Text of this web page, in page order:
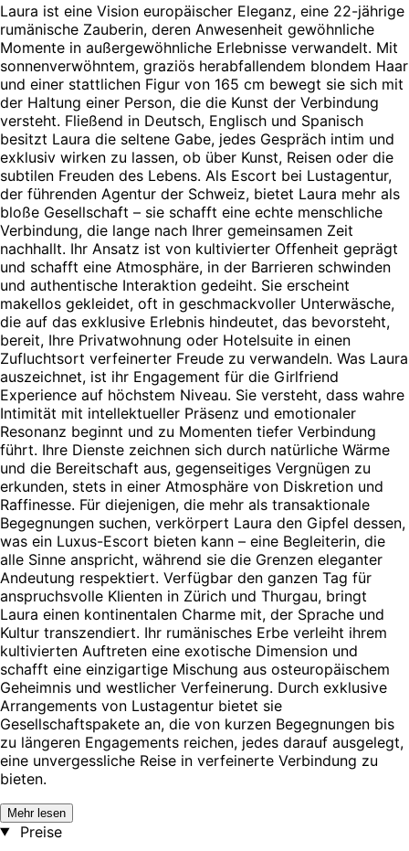
Laura ist eine Vision europäischer Eleganz, eine 22-jährige
rumänische Zauberin, deren Anwesenheit gewöhnliche
Momente in außergewöhnliche Erlebnisse verwandelt. Mit
sonnenverwöhntem, graziös herabfallendem blondem Haar
und einer stattlichen Figur von 165 cm bewegt sie sich mit
der Haltung einer Person, die die Kunst der Verbindung
versteht. Fließend in Deutsch, Englisch und Spanisch
besitzt Laura die seltene Gabe, jedes Gespräch intim und
exklusiv wirken zu lassen, ob über Kunst, Reisen oder die
subtilen Freuden des Lebens. Als Escort bei Lustagentur,
der führenden Agentur der Schweiz, bietet Laura mehr als
bloße Gesellschaft – sie schafft eine echte menschliche
Verbindung, die lange nach Ihrer gemeinsamen Zeit
nachhallt. Ihr Ansatz ist von kultivierter Offenheit geprägt
und schafft eine Atmosphäre, in der Barrieren schwinden
und authentische Interaktion gedeiht. Sie erscheint
makellos gekleidet, oft in geschmackvoller Unterwäsche,
die auf das exklusive Erlebnis hindeutet, das bevorsteht,
bereit, Ihre Privatwohnung oder Hotelsuite in einen
Zufluchtsort verfeinerter Freude zu verwandeln. Was Laura
auszeichnet, ist ihr Engagement für die Girlfriend
Experience auf höchstem Niveau. Sie versteht, dass wahre
Intimität mit intellektueller Präsenz und emotionaler
Resonanz beginnt und zu Momenten tiefer Verbindung
führt. Ihre Dienste zeichnen sich durch natürliche Wärme
und die Bereitschaft aus, gegenseitiges Vergnügen zu
erkunden, stets in einer Atmosphäre von Diskretion und
Raffinesse. Für diejenigen, die mehr als transaktionale
Begegnungen suchen, verkörpert Laura den Gipfel dessen,
was ein Luxus-Escort bieten kann – eine Begleiterin, die
alle Sinne anspricht, während sie die Grenzen eleganter
Andeutung respektiert. Verfügbar den ganzen Tag für
anspruchsvolle Klienten in Zürich und Thurgau, bringt
Laura einen kontinentalen Charme mit, der Sprache und
Kultur transzendiert. Ihr rumänisches Erbe verleiht ihrem
kultivierten Auftreten eine exotische Dimension und
schafft eine einzigartige Mischung aus osteuropäischem
Geheimnis und westlicher Verfeinerung. Durch exklusive
Arrangements von Lustagentur bietet sie
Gesellschaftspakete an, die von kurzen Begegnungen bis
zu längeren Engagements reichen, jedes darauf ausgelegt,
eine unvergessliche Reise in verfeinerte Verbindung zu
bieten.
Mehr lesen
Preise